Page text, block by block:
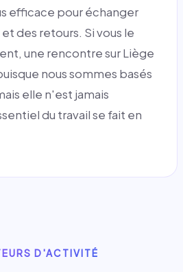
efficace pour échanger
des retours. Si vous le
une rencontre sur Liège
nous sommes basés
elle n'est jamais
du travail se fait en
D'ACTIVITÉ